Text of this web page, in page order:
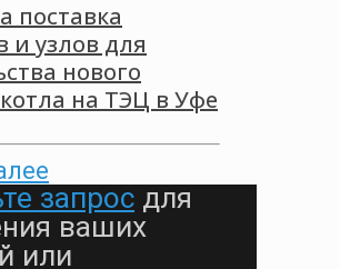
поставка
и узлов для
нового
на ТЭЦ в Уфе
запрос для
ваших
или